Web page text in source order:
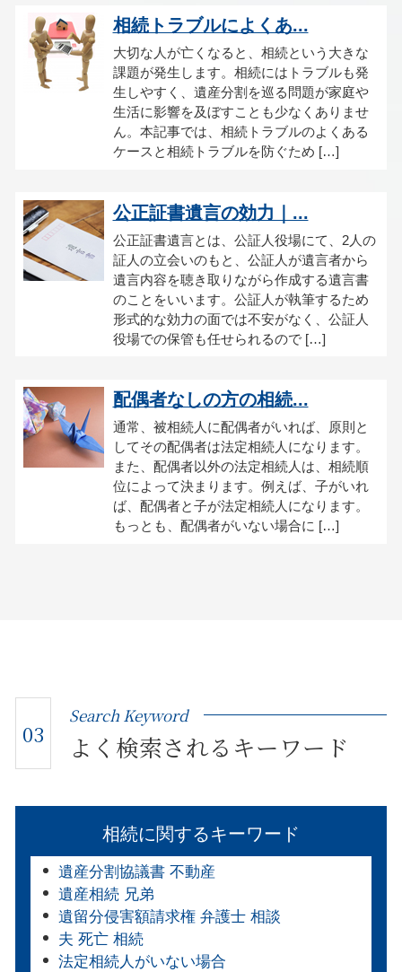
相続トラブルによくあ...
大切な人が亡くなると、相続という大きな
課題が発生します。相続にはトラブルも発
生しやすく、遺産分割を巡る問題が家庭や
生活に影響を及ぼすことも少なくありませ
ん。本記事では、相続トラブルのよくある
ケースと相続トラブルを防ぐため […]
公正証書遺言の効力｜...
公正証書遺言とは、公証人役場にて、2人の
証人の立会いのもと、公証人が遺言者から
遺言内容を聴き取りながら作成する遺言書
のことをいいます。公証人が執筆するため
形式的な効力の面では不安がなく、公証人
役場での保管も任せられるので […]
配偶者なしの方の相続...
通常、被相続人に配偶者がいれば、原則と
してその配偶者は法定相続人になります。
また、配偶者以外の法定相続人は、相続順
位によって決まります。例えば、子がいれ
ば、配偶者と子が法定相続人になります。
もっとも、配偶者がいない場合に […]
03
Search Keyword
よく検索されるキーワード
相続に関するキーワード
遺産分割協議書 不動産
遺産相続 兄弟
遺留分侵害額請求権 弁護士 相談
夫 死亡 相続
法定相続人がいない場合